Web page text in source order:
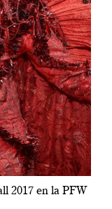
2017 en la PFW